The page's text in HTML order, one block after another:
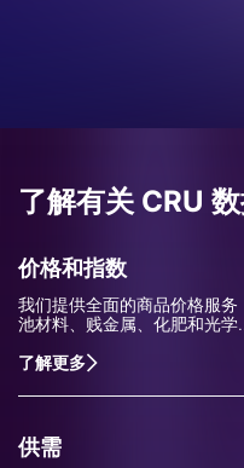
了解有关 CRU
价格和指数
我们提供全面的商品价格服
池材料、贱金属、化肥和光学
了解更多
供需